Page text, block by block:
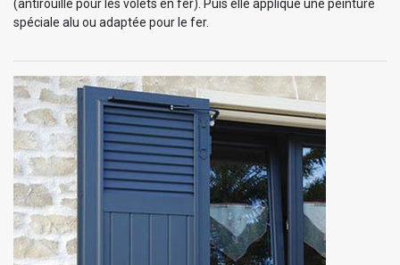
(antirouille pour les volets en fer). Puis elle applique une peinture
spéciale alu ou adaptée pour le fer.